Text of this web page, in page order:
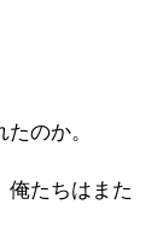
のか。
俺たちはまた